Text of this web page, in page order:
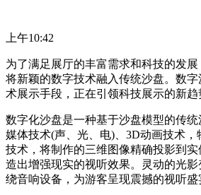
上午10:42
为了满足展厅的丰富需求和科技的发展
将新颖的数字技术融入传统沙盘。数
术展示手段，正在引领科技展示的新趋
数字化沙盘是一种基于沙盘模型的传
媒体技术(声、光、电)、3D动画技术
技术，将制作的三维图像精确投影到实
造出增强现实的视听效果。灵动的光
绕音响设备，为游客呈现震撼的视听盛